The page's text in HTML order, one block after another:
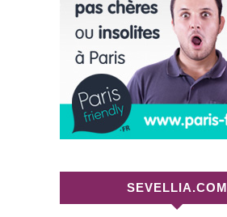
SEVELLIA.COM